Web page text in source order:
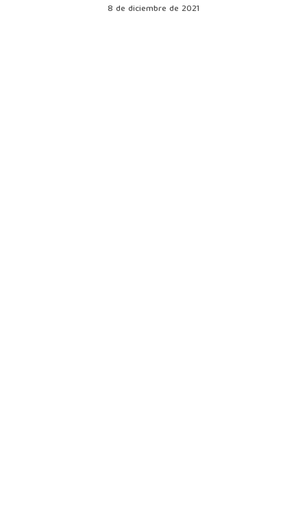
8 de diciembre de 2021